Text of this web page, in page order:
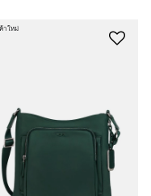
าใหม่